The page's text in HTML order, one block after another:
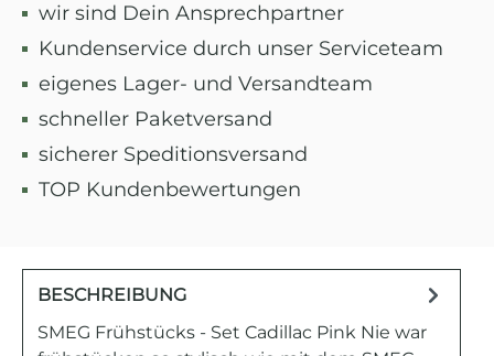
wir sind Dein Ansprechpartner
Kundenservice durch unser Serviceteam
eigenes Lager- und Versandteam
schneller Paketversand
sicherer Speditionsversand
TOP Kundenbewertungen
BESCHREIBUNG
SMEG Frühstücks - Set Cadillac Pink Nie war